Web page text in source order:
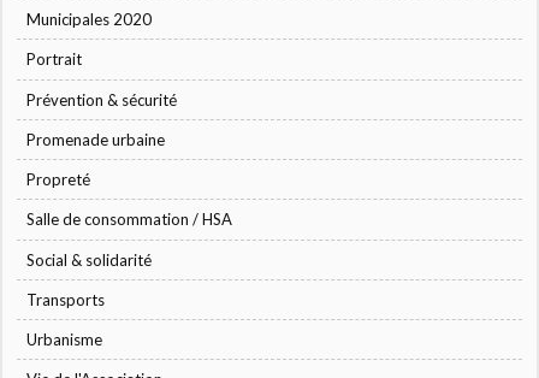
Municipales 2020
Portrait
Prévention & sécurité
Promenade urbaine
Propreté
Salle de consommation / HSA
Social & solidarité
Transports
Urbanisme